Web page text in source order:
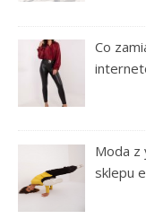
Co
Moda z
sklepu